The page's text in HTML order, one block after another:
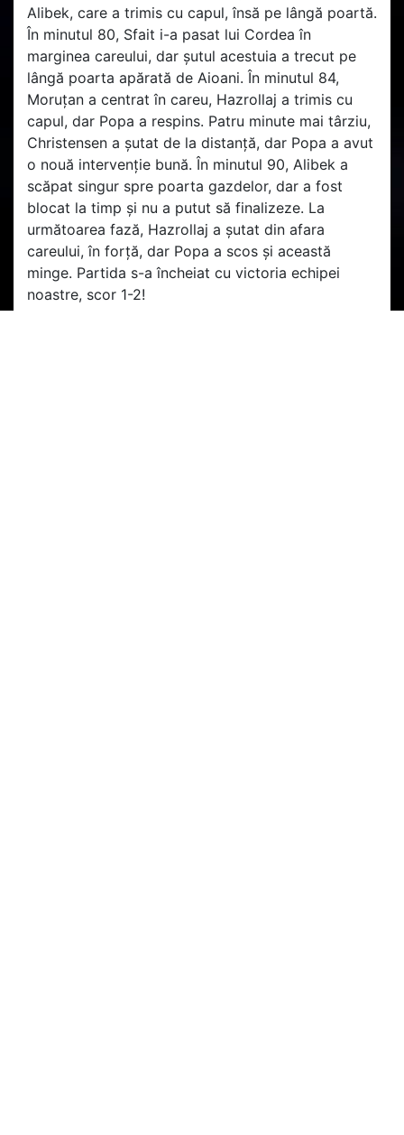
Alibek, care a trimis cu capul, însă pe lângă poartă.
În minutul 80, Sfait i-a pasat lui Cordea în
marginea careului, dar șutul acestuia a trecut pe
lângă poarta apărată de Aioani. În minutul 84,
Moruțan a centrat în careu, Hazrollaj a trimis cu
capul, dar Popa a respins. Patru minute mai târziu,
Christensen a șutat de la distanță, dar Popa a avut
o nouă intervenție bună. În minutul 90, Alibek a
scăpat singur spre poarta gazdelor, dar a fost
blocat la timp și nu a putut să finalizeze. La
următoarea fază, Hazrollaj a șutat din afara
careului, în forță, dar Popa a scos și această
minge. Partida s-a încheiat cu victoria echipei
noastre, scor 1-2!